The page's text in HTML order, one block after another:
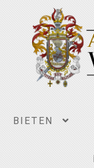
BIETEN